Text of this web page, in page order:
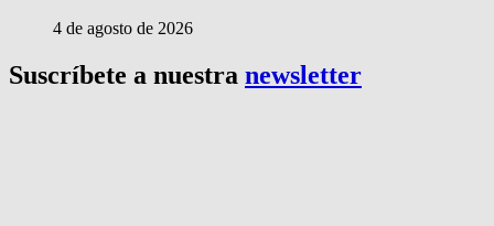
4 de agosto de 2026
Suscríbete a nuestra newsletter